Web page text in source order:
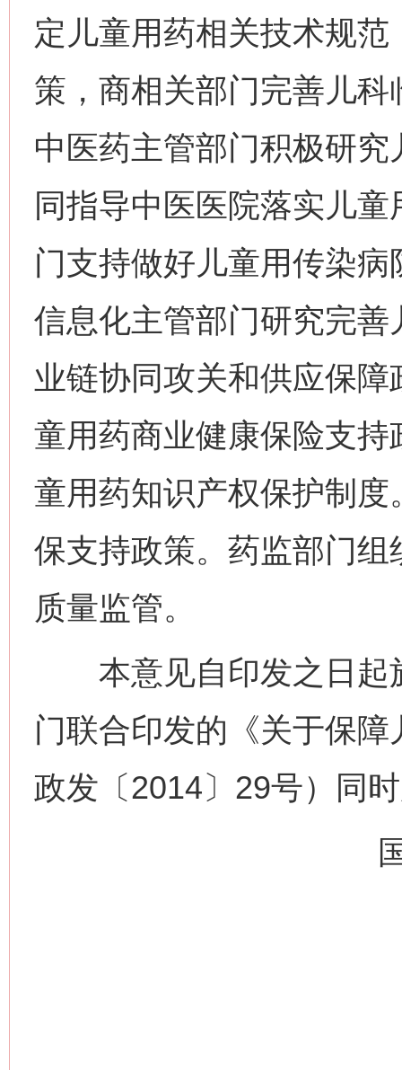
定儿童用药相关技术规
策，商相关部门完善儿
中医药主管部门积极研
同指导中医医院落实儿
门支持做好儿童用传染
信息化主管部门研究完
业链协同攻关和供应保
童用药商业健康保险支
童用药知识产权保护制
保支持政策。药监部门
质量监管。
本意见自印发之日起
门联合印发的《关于保
政发〔2014〕29号）同
网上购药对药下症？